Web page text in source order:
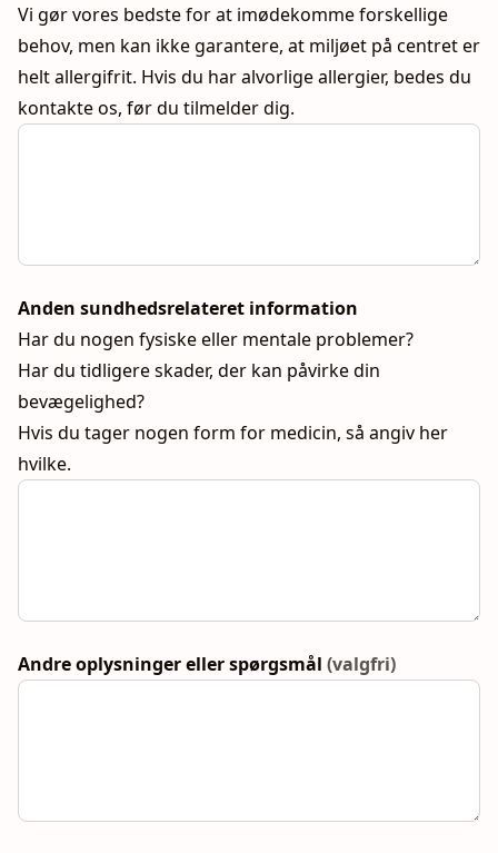
Vi gør vores bedste for at imødekomme forskellige
behov, men kan ikke garantere, at miljøet på centret er
helt allergifrit. Hvis du har alvorlige allergier, bedes du
kontakte os, før du tilmelder dig.
Anden sundhedsrelateret information
Har du nogen fysiske eller mentale problemer?
Har du tidligere skader, der kan påvirke din
bevægelighed?
Hvis du tager nogen form for medicin, så angiv her
hvilke.
Andre oplysninger eller spørgsmål (valgfri)